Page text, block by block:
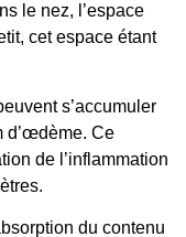
le nez, l’espace
cet espace étant
s’accumuler
d’œdème. Ce
de l’inflammation
du contenu